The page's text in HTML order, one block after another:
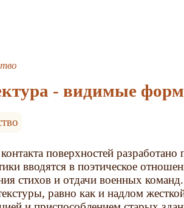
- видимые
поверхностей
вводятся в поэтическое
стихов и отдачи военных
равно как и надлом